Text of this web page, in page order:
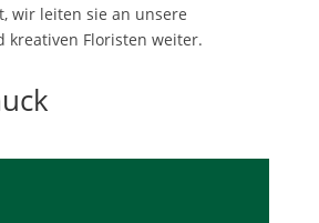
wir leiten sie an unsere
kreativen Floristen weiter.